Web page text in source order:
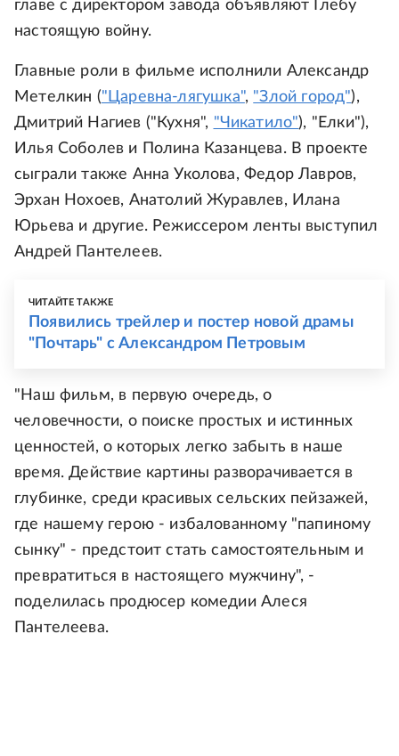
главе с директором завода объявляют Глебу
настоящую войну.
Главные роли в фильме исполнили Александр
Метелкин ("Царевна-лягушка", "Злой город"),
Дмитрий Нагиев ("Кухня", "Чикатило"), "Елки"),
Илья Соболев и Полина Казанцева. В проекте
сыграли также Анна Уколова, Федор Лавров,
Эрхан Нохоев, Анатолий Журавлев, Илана
Юрьева и другие. Режиссером ленты выступил
Андрей Пантелеев.
ЧИТАЙТЕ ТАКЖЕ
Появились трейлер и постер новой драмы
"Почтарь" с Александром Петровым
"Наш фильм, в первую очередь, о
человечности, о поиске простых и истинных
ценностей, о которых легко забыть в наше
время. Действие картины разворачивается в
глубинке, среди красивых сельских пейзажей,
где нашему герою - избалованному "папиному
сынку" - предстоит стать самостоятельным и
превратиться в настоящего мужчину", -
поделилась продюсер комедии Алеся
Пантелеева.